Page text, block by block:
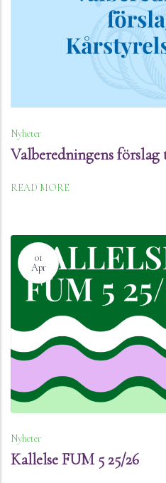
Nyheter
Valberedningens förslag
READ MORE
01
Apr
Nyheter
Kallelse FUM 5 25/26